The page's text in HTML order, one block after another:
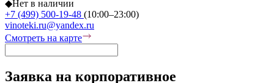
◆Нет в наличии
+7 (499) 500-19-48 (10:00–23:00)
vinoteki.ru@yandex.ru
Смотреть на карте
Заявка на корпоративное